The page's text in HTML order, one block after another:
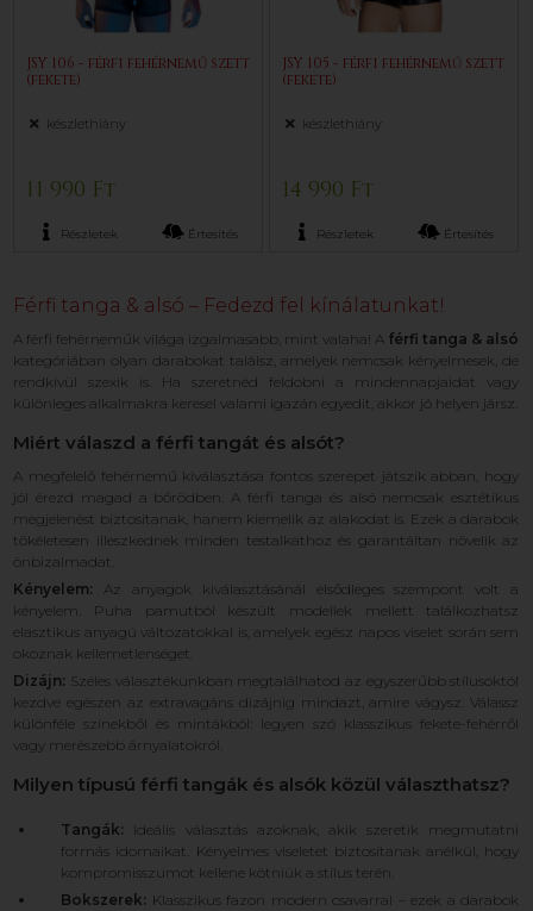
JSY 106 - férfi fehérnemű szett
(fekete)
készlethiány
11 990 Ft
Részletek Értesítés
JSY 105 - férfi fehérnemű szett
(fekete)
készlethiány
14 990 Ft
Részletek Értesítés
Férfi tanga & alsó – Fedezd fel kínálatunkat!
A férfi fehérneműk világa izgalmasabb, mint valaha! A férfi tanga & alsó
kategóriában olyan darabokat találsz, amelyek nemcsak kényelmesek, de
rendkívül szexik is. Ha szeretnéd feldobni a mindennapjaidat vagy
különleges alkalmakra keresel valami igazán egyedit, akkor jó helyen jársz.
Miért válaszd a férfi tangát és alsót?
A megfelelő fehérnemű kiválasztása fontos szerepet játszik abban, hogy
jól érezd magad a bőrödben. A férfi tanga és alsó nemcsak esztétikus
megjelenést biztosítanak, hanem kiemelik az alakodat is. Ezek a darabok
tökéletesen illeszkednek minden testalkathoz és garantáltan növelik az
önbizalmadat.
Kényelem: Az anyagok kiválasztásánál elsődleges szempont volt a
kényelem. Puha pamutból készült modellek mellett találkozhatsz
elasztikus anyagú változatokkal is, amelyek egész napos viselet során sem
okoznak kellemetlenséget.
Dizájn: Széles választékunkban megtalálhatod az egyszerűbb stílusoktól
kezdve egészen az extravagáns dizájnig mindazt, amire vágysz. Válassz
különféle színekből és mintákból: legyen szó klasszikus fekete-fehérről
vagy merészebb árnyalatokról.
Milyen típusú férfi tangák és alsók közül választhatsz?
Tangák: Ideális választás azoknak, akik szeretik megmutatni
formás idomaikat. Kényelmes viseletet biztosítanak anélkül, hogy
kompromisszumot kellene kötniük a stílus terén.
Bokszerek: Klasszikus fazon modern csavarral – ezek a darabok